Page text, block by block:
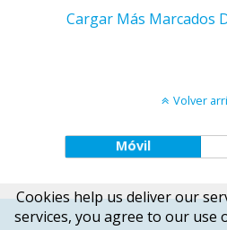
Cargar Más Marcados
Volver
Móvil
Cookies help us deliver our
services, you agree to our use